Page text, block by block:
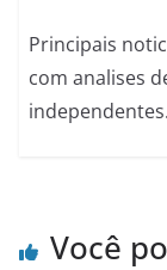
Principais
com analises
independentes.
Você